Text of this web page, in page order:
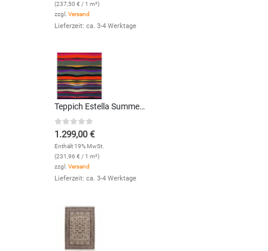
(237,50 € / 1 m²)
zzgl. Versand
Lieferzeit: ca. 3-4 Werktage
Teppich Estella Summer (Orange; 200 x 280 cm)
0 out of 5
1.299,00€
Enthält 19% MwSt.
(231,96 € / 1 m²)
zzgl. Versand
Lieferzeit: ca. 3-4 Werktage